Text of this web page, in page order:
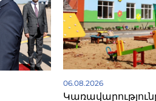
06.08.2026